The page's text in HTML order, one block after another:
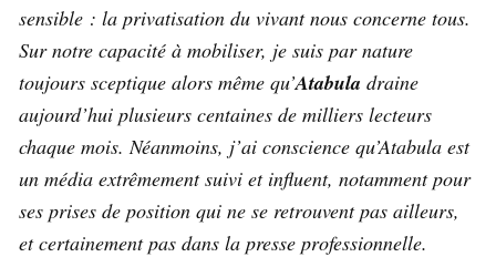
sensible : la privatisation du vivant nous concerne tous.
Sur notre capacité à mobiliser, je suis par nature
toujours sceptique alors même qu’Atabula draine
aujourd’hui plusieurs centaines de milliers lecteurs
chaque mois. Néanmoins, j’ai conscience qu’Atabula est
un média extrêmement suivi et influent, notamment pour
ses prises de position qui ne se retrouvent pas ailleurs,
et certainement pas dans la presse professionnelle.